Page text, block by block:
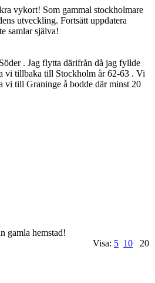
vykort! Som gammal stockholmare
utveckling. Fortsätt uppdatera
samlar själva!
. Jag flytta därifrån då jag fyllde
vi tillbaka till Stockholm år 62-63 . Vi
vi till Graninge å bodde där minst 20
gamla hemstad!
Visa: 5 10 20